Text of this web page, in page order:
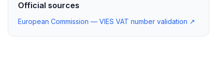
Official sources
European Commission — VIES VAT number validation ↗